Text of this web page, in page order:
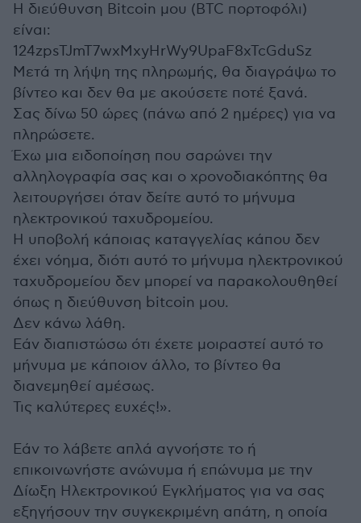
Η διεύθυνση Bitcoin μου (BTC πορτοφόλι)
είναι:
124zpsTJmT7wxMxyHrWy9UpaF8xTcGduSz
Μετά τη λήψη της πληρωμής, θα διαγράψω το
βίντεο και δεν θα με ακούσετε ποτέ ξανά.
Σας δίνω 50 ώρες (πάνω από 2 ημέρες) για να
πληρώσετε.
Έχω μια ειδοποίηση που σαρώνει την
αλληλογραφία σας και ο χρονοδιακόπτης θα
λειτουργήσει όταν δείτε αυτό το μήνυμα
ηλεκτρονικού ταχυδρομείου.
Η υποβολή κάποιας καταγγελίας κάπου δεν
έχει νόημα, διότι αυτό το μήνυμα ηλεκτρονικού
ταχυδρομείου δεν μπορεί να παρακολουθηθεί
όπως η διεύθυνση bitcoin μου.
Δεν κάνω λάθη.
Εάν διαπιστώσω ότι έχετε μοιραστεί αυτό το
μήνυμα με κάποιον άλλο, το βίντεο θα
διανεμηθεί αμέσως.
Τις καλύτερες ευχές!».
Εάν το λάβετε απλά αγνοήστε το ή
επικοινωνήστε ανώνυμα ή επώνυμα με την
Δίωξη Ηλεκτρονικού Εγκλήματος για να σας
εξηγήσουν την συγκεκριμένη απάτη, η οποία